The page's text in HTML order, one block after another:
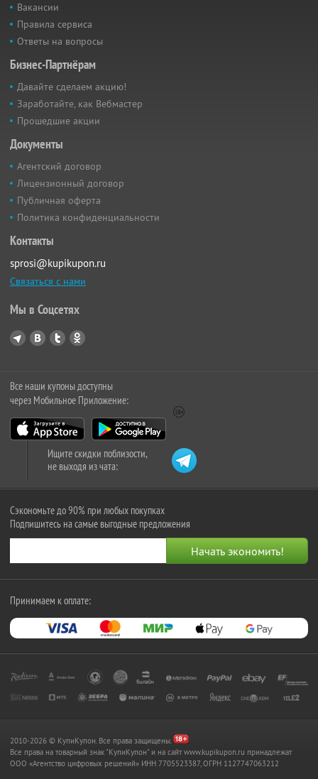
Вакансии
Правила сервиса
Ответы на вопросы
Бизнес-Партнёрам
Давайте сделаем акцию!
Заработайте, как Вебмастер
Прошедшие акции
Документы
Агентский договор
Лицензионный договор
Публичная оферта
Политика конфиденциальности
Контакты
sprosi@kupikupon.ru
Связаться с нами
Мы в Соцсетях
Все наши купоны доступны
через Мобильное Приложение:
Ищите скидки поблизости,
не выходя из чата:
Сэкономьте до 90% при любых покупках
Подпишитесь на самые выгодные предложения
Принимаем к оплате:
2010-2026 © КупиКупон. Все права защищены.
Все права на товарный знак "КупиКупон" и на сайт www.kupikupon.ru принадлежат
OOO «Агентство цифровых решений» ИНН 7705523387, ОГРН 1127747063212